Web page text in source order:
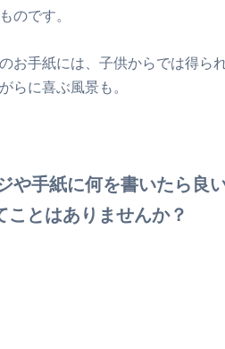
のです。
お手紙には、子供からでは得ら
らに喜ぶ風景も。
や手紙に何を書いたら良
とはありませんか？